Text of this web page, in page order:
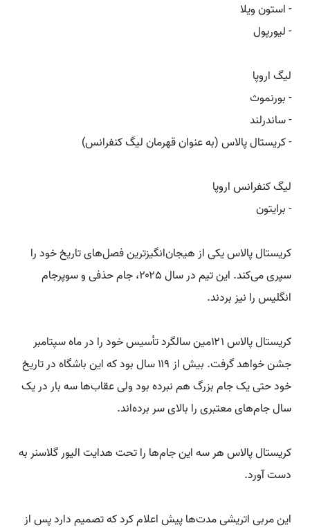
- استون ویلا
- لیورپول
لیگ اروپا
- بورنموث
- ساندرلند
- کریستال پالاس (به عنوان قهرمان لیگ کنفرانس)
لیگ کنفرانس اروپا
- برایتون
کریستال پالاس یکی از هیجان‌انگیزترین فصل‌های تاریخ خود را
سپری می‌کند. این تیم در سال ۲۰۲۵، جام حذفی و سوپرجام
انگلیس را نیز بردند.
کریستال پالاس ۱۲۱مین سالگرد تأسیس خود را در ماه سپتامبر
جشن خواهد گرفت. بیش از ۱۱۹ سال بود که این باشگاه در تاریخ
خود حتی یک جام بزرگ هم نبرده بود ولی عقاب‌ها سه بار در یک
سال جام‌های معتبری را بالای سر برده‌اند.
کریستال پالاس هر سه این جام‌ها را تحت هدایت الیور گلاسنر به
دست آورد.
این مربی اتریشی مدت‌ها پیش اعلام کرد که تصمیم دارد پس از